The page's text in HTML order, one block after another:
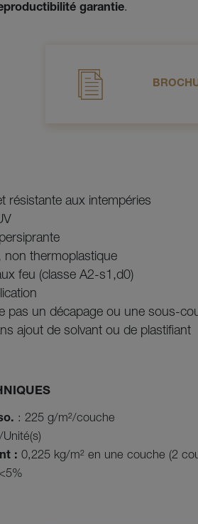
garantie.
résistante aux intempéries
non thermoplastique
feu (classe A2-s1,d0)
pas un décapage ou une sous-
ajout de solvant ou de plastifiant
: 225 g/m²/couche
: 0,225 kg/m² en une couche (2
<5%